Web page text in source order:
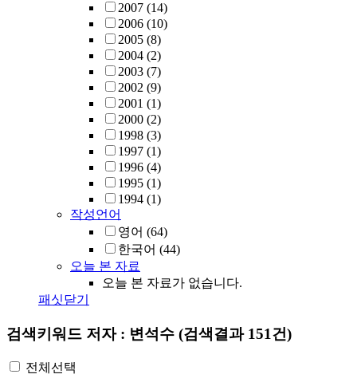
2007 (14)
2006 (10)
2005 (8)
2004 (2)
2003 (7)
2002 (9)
2001 (1)
2000 (2)
1998 (3)
1997 (1)
1996 (4)
1995 (1)
1994 (1)
작성언어
영어 (64)
한국어 (44)
오늘 본 자료
오늘 본 자료가 없습니다.
패싯닫기
검색키워드 저자 : 변석수 (검색결과 151건)
전체선택